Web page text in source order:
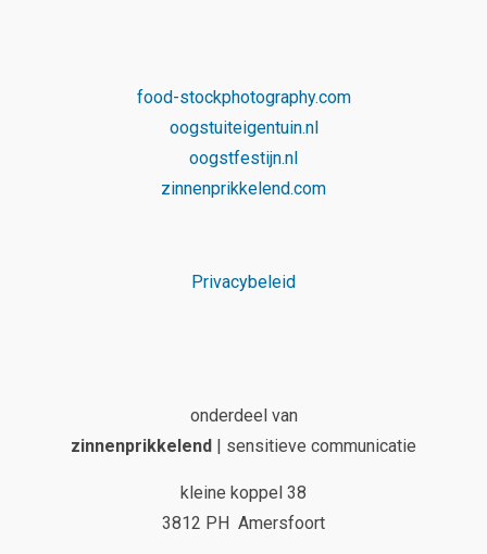
food-stockphotography.com
oogstuiteigentuin.nl
oogstfestijn.nl
zinnenprikkelend.com
Privacybeleid
onderdeel van
zinnenprikkelend | sensitieve communicatie
kleine koppel 38
3812 PH Amersfoort